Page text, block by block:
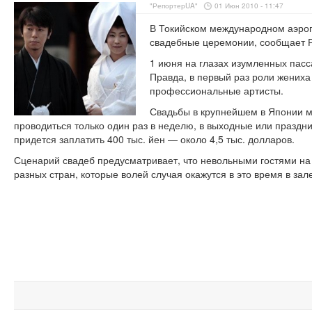
"РепортерUA" 01 Июн 2010 - 11:47
В Токийском международном
свадебные церемонии, сообщает
1 июня на глазах изумленных
Правда, в первый раз роли
профессиональные артисты.
Свадьбы в крупнейшем в Японии
проводиться только один раз в неделю, в выходные или
придется заплатить 400 тыс. йен — около 4,5 тыс. долларов.
Сценарий свадеб предусматривает, что невольными гостями
разных стран, которые волей случая окажутся в это время в